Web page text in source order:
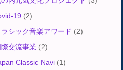
19 (2)
シック音楽アワード (2)
交流事業 (2)
Classic Navi (1)